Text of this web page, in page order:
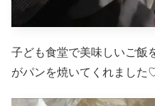
子ども食堂で美味しいご飯
がパンを焼いてくれました